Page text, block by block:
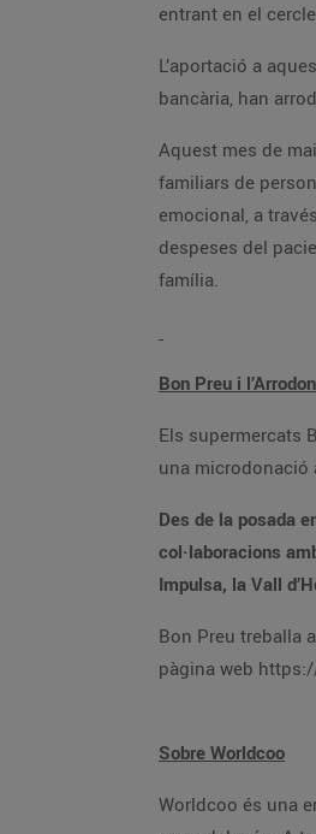
L’aportació a aquesta causa ha estat
familiars de persones hospitalitzades, desplaçades de la seva residència habitual, amb pocs recursos econòmics a qui se'ls hi
emocional, a través de pisos situats a
despeses del pacient però no les dels familiars, i quan
família.
Bon Preu i
Els supermercats Bonpreu i Esclat
una microdonació
Des de la posada en marxa de l’arrodoniment
col·laboracions amb diferents entitats com el Casal dels Infants, la Fundació Oncolliga, Save the
Bon Preu treballa aquesta iniciativa
Sobre Worldcoo
Worldcoo és una empresa social que